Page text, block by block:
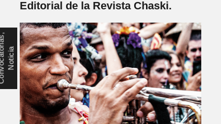
Editorial de la Revista Chaski.
o
a